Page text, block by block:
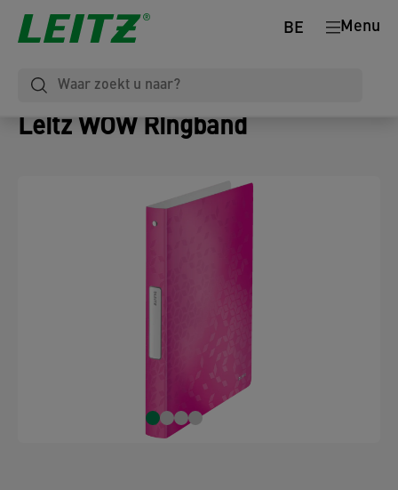
Menu
BE
Leitz WOW Ringband